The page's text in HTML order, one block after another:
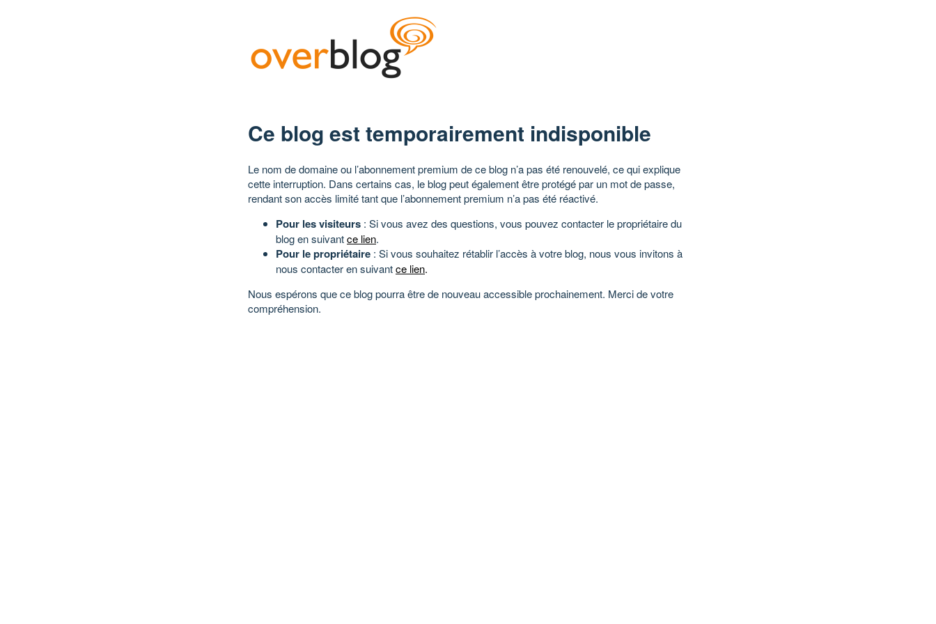
Ce blog est temporairement indisponible
Le nom de domaine ou l’abonnement premium de ce blog n’a pas été renouvelé, ce qui explique
cette interruption. Dans certains cas, le blog peut également être protégé par un mot de passe,
rendant son accès limité tant que l’abonnement premium n’a pas été réactivé.
Pour les visiteurs : Si vous avez des questions, vous pouvez contacter le propriétaire du
blog en suivantce lien.
Pour le propriétaire : Si vous souhaitez rétablir l’accès à votre blog, nous vous invitons à
nous contacter en suivantce lien.
Nous espérons que ce blog pourra être de nouveau accessible prochainement. Merci de votre
compréhension.